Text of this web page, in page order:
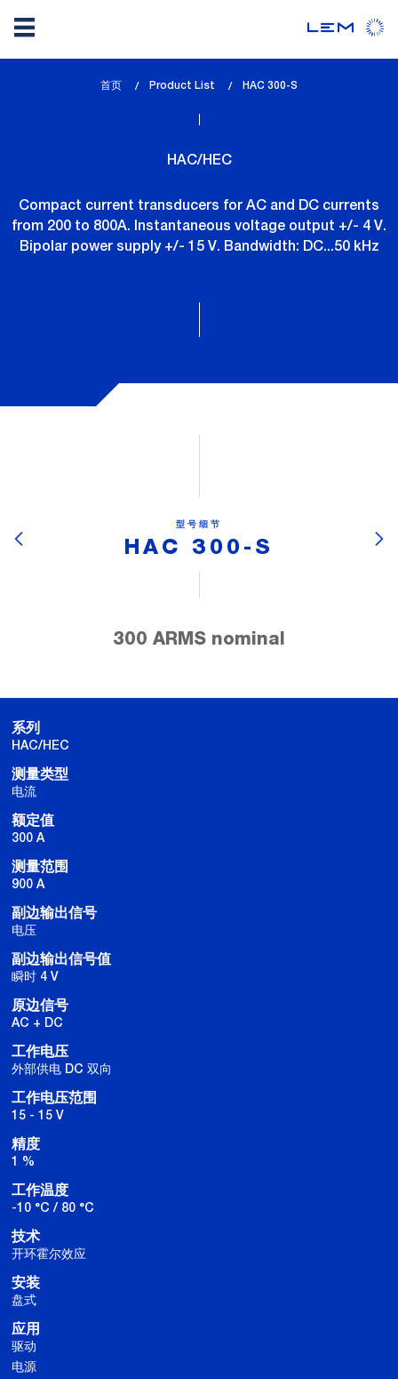
首页 Product List
lem_current_page
HAC 300-S
HAC/HEC
Compact current transducers for AC and DC currents
from 200 to 800A. Instantaneous voltage output +/- 4 V.
Bipolar power supply +/- 15 V. Bandwidth: DC...50 kHz
型号细节
HAC 300-S
300 ARMS nominal
系列
HAC/HEC
测量类型
电流
额定值
300 A
测量范围
900 A
副边输出信号
电压
副边输出信号值
瞬时 4 V
原边信号
AC + DC
工作电压
外部供电 DC 双向
工作电压范围
15 - 15 V
精度
1 %
工作温度
-10 °C / 80 °C
技术
开环霍尔效应
安装
盘式
应用
驱动
电源